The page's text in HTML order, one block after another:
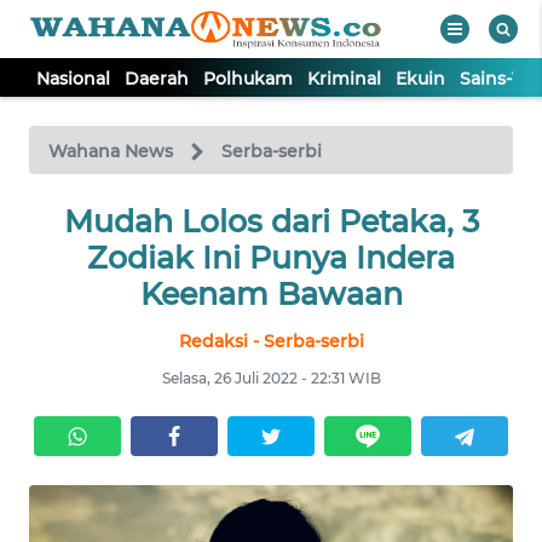
Nasional Daerah Polhukam Kriminal Ekuin Sains-
Wahana News Serba-serbi
Mudah Lolos dari Petaka, 3
Zodiak Ini Punya Indera
Keenam Bawaan
Redaksi - Serba-serbi
Selasa, 26 Juli 2022 - 22:31 WIB
TV
Tutup
NASIONAL
KRIMINAL
EKUIN